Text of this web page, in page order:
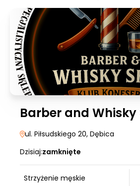
Barber and Whisky
ul. Piłsudskiego 20, Dębica
Dzisiaj:zamknięte
Strzyżenie męskie